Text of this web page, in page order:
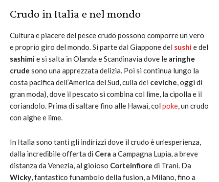
Crudo in Italia e nel mondo
Cultura e piacere del pesce crudo possono comporre un vero
e proprio giro del mondo. Si parte dal Giappone del sushie del
sashimie si salta in Olanda e Scandinavia dove le aringhe
crude sono una apprezzata delizia. Poi si continua lungo la
costa pacifica dell’America del Sud, culla del ceviche, oggi di
gran moda), dove il pescato si combina col lime, la cipolla e il
coriandolo. Prima di saltare fino alle Hawai, col poke, un crudo
con alghe e lime.
In Italia sono tanti gli indirizzi dove il crudo è un’esperienza,
dalla incredibile offerta di Cera a Campagna Lupia, a breve
distanza da Venezia, al gioioso Corteinfiore di Trani. Da
Wicky, fantastico funambolo della fusion, a Milano, fino a